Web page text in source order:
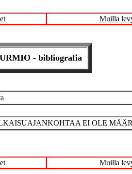
Muilla
- bibliografia
EI OLE
Muilla